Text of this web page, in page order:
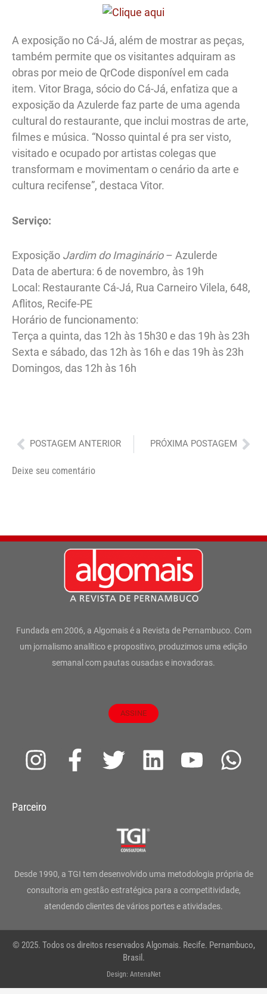
A exposição no Cá-Já, além de mostrar as peças,
também permite que os visitantes adquiram as
obras por meio de QrCode disponível em cada
item. Vitor Braga, sócio do Cá-Já, enfatiza que a
exposição da Azulerde faz parte de uma agenda
cultural do restaurante, que inclui mostras de arte,
filmes e música. “Nosso quintal é pra ser visto,
visitado e ocupado por artistas colegas que
transformam e movimentam o cenário da arte e
cultura recifense”, destaca Vitor.
Serviço:
Exposição Jardim do Imaginário– Azulerde
Data de abertura: 6 de novembro, às 19h
Local: Restaurante Cá-Já, Rua Carneiro Vilela, 648,
Aflitos, Recife-PE
Horário de funcionamento:
Terça a quinta, das 12h às 15h30 e das 19h às 23h
Sexta e sábado, das 12h às 16h e das 19h às 23h
Domingos, das 12h às 16h
Anterior
POSTAGEM ANTERIOR PRÓXIMA POSTAGEM
Deixe seu comentário
Fundada em 2006, a Algomais é a Revista de Pernambuco. Com
um jornalismo analítico e propositivo, produzimos uma edição
semanal com pautas ousadas e inovadoras.
ASSINE
I
s
g
r
a
m
F
a
o
o
k
-
T
t
e
r
L
d
i
n
Y
b
e
W
a
p
Parceiro
Desde 1990, a TGI tem desenvolvido uma metodologia própria de
consultoria em gestão estratégica para a competitividade,
atendendo clientes de vários portes e atividades.
© 2025. Todos os direitos reservados Algomais. Recife. Pernambuco,
Brasil.
Design: AntenaNet